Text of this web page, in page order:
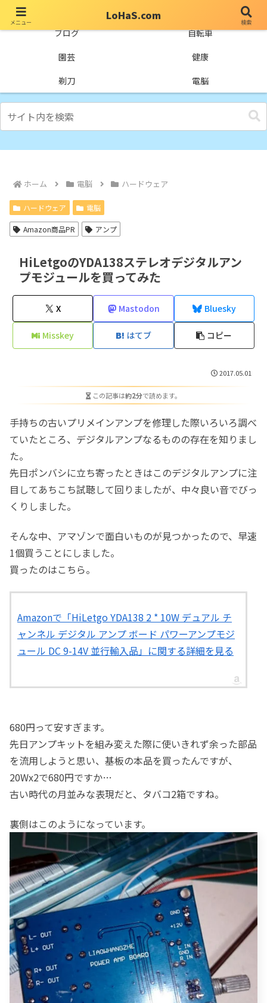
ブログ
自転車
園芸
健康
剃刀
電脳
ホーム 電脳 ハードウェア
ハードウェア 電脳
Amazon商品PR アンプ
HiLetgoのYDA138ステレオデジタルアン
プモジュールを買ってみた
X Mastodon Bluesky
Misskey はてブ コピー
2017.05.01
この記事は約2分で読めます。
手持ちの古いプリメインアンプを修理した際いろいろ調べ
ていたところ、デジタルアンプなるものの存在を知りまし
た。
先日ポンバシに立ち寄ったときはこのデジタルアンプに注
目してあちこち試聴して回りましたが、中々良い音でびっ
くりしました。
そんな中、アマゾンで面白いものが見つかったので、早速
1個買うことにしました。
買ったのはこちら。
Amazonで「HiLetgo YDA138 2 * 10W デュアル チ
ャンネル デジタル アンプ ボード パワーアンプモジ
ュール DC 9-14V 並行輸入品」に関する詳細を見る
680円って安すぎます。
先日アンプキットを組み変えた際に使いきれず余った部品
を流用しようと思い、基板の本品を買ったんですが、
20Wx2で680円ですか…
古い時代の月並みな表現だと、タバコ2箱ですね。
裏側はこのようになっています。
メニュー
LoHaS.com
検索